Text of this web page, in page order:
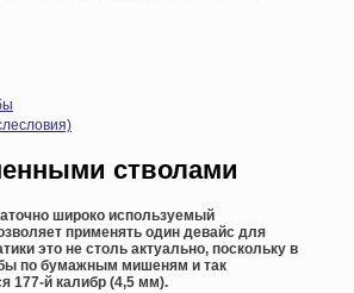
стволами
широко используемый
применять один девайс для
это не столь актуально, поскольку в
по бумажным мишеням и так
177-й калибр (4,5 мм).